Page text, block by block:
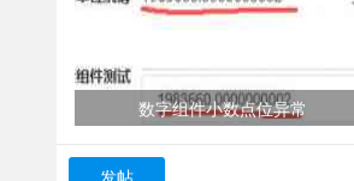
数字组件小数点位异常
发帖